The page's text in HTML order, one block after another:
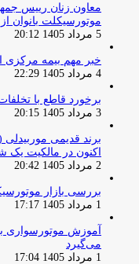
معاون زنان رییس
موتورسیکلت بانوان
5 مرداد 1405 20:12
خبر مهم بیمه مرکزی
4 مرداد 1405 22:29
برخورد قاطع با
3 مرداد 1405 20:15
اکنون در مالکیت یک
2 مرداد 1405 20:42
بررسی بازار
1 مرداد 1405 17:17
آموزش موتورسواری
می‌گیرد
1 مرداد 1405 17:04